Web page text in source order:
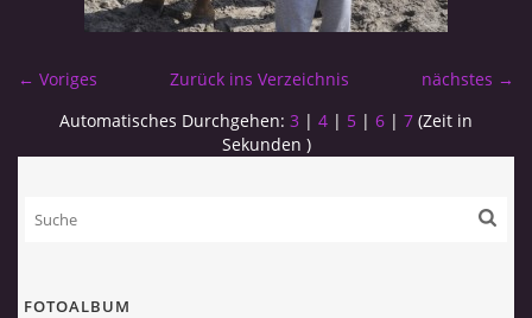
← Voriges nächstes →
Zurück ins Verzeichnis
Automatisches Durchgehen: 3 | 4 | 5 | 6 | 7 (Zeit in
Sekunden )
FOTOALBUM